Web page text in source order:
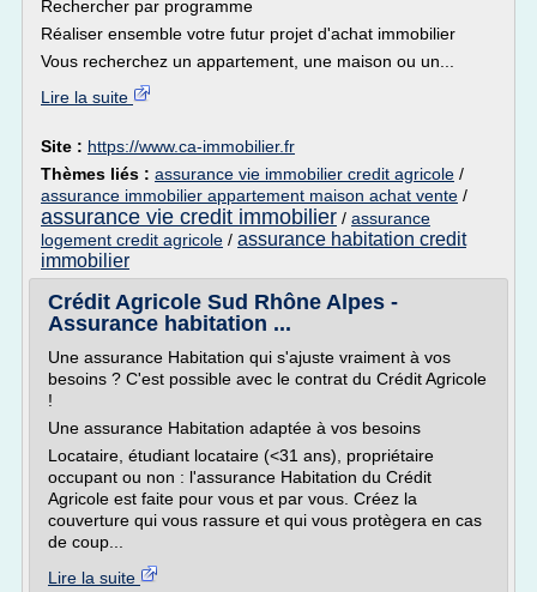
Rechercher par programme
Réaliser ensemble votre futur projet d'achat immobilier
Vous recherchez un appartement, une maison ou un...
Lire la suite
Site : https://www.ca-immobilier.fr
Thèmes liés : assurance vie immobilier credit agricole /
assurance immobilier appartement maison achat vente /
assurance vie credit immobilier / assurance
logement credit agricole / assurance habitation credit
immobilier
Crédit Agricole Sud Rhône Alpes -
Assurance habitation ...
Une assurance Habitation qui s'ajuste vraiment à vos
besoins ? C'est possible avec le contrat du Crédit Agricole
!
Une assurance Habitation adaptée à vos besoins
Locataire, étudiant locataire (<31 ans), propriétaire
occupant ou non : l'assurance Habitation du Crédit
Agricole est faite pour vous et par vous. Créez la
couverture qui vous rassure et qui vous protègera en cas
de coup...
Lire la suite